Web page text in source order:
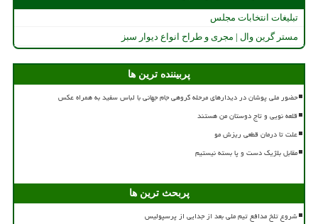
تبلیغات انتخابات مجلس
مستر گرین وال | مجری و طراح انواع دیوار سبز
پربیننده ترین ها
حضور ملی پوشان در دیدارهای مرحله گروهی جام جهانی با لباس سفید به همراه عکس
قلعه نویی و تاج دوستان من هستند
علت تا درمان قطعی ریزش مو
مقابل بلژیک دست و پا بسته نیستیم
پربحث ترین ها
شروع تلخ مدافع تیم ملی بعد از جدایی از پرسپولیس